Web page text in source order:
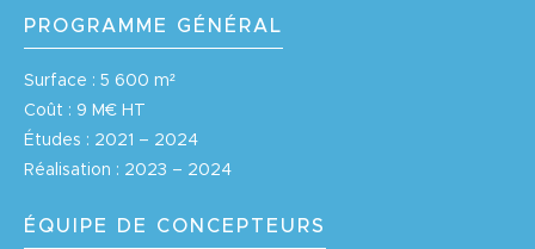
PROGRAMME GÉNÉRAL
Surface : 5 600 m²
Coût : 9 M€ HT
Études : 2021 – 2024
Réalisation : 2023 – 2024
ÉQUIPE DE CONCEPTEURS